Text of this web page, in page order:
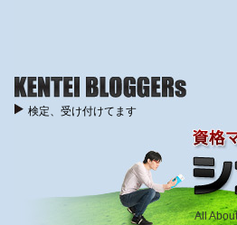
All
検定、受け付けてます